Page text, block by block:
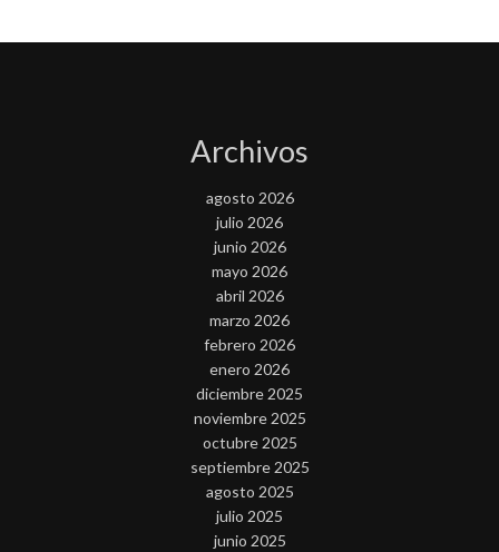
Archivos
agosto 2026
julio 2026
junio 2026
mayo 2026
abril 2026
marzo 2026
febrero 2026
enero 2026
diciembre 2025
noviembre 2025
octubre 2025
septiembre 2025
agosto 2025
julio 2025
junio 2025